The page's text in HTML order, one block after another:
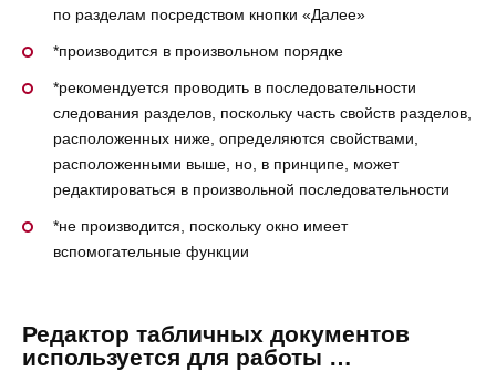
по разделам посредством кнопки «Далее»
*производится в произвольном порядке
*рекомендуется проводить в последовательности
следования разделов, поскольку часть свойств разделов,
расположенных ниже, определяются свойствами,
расположенными выше, но, в принципе, может
редактироваться в произвольной последовательности
*не производится, поскольку окно имеет
вспомогательные функции
Редактор табличных документов
используется для работы …